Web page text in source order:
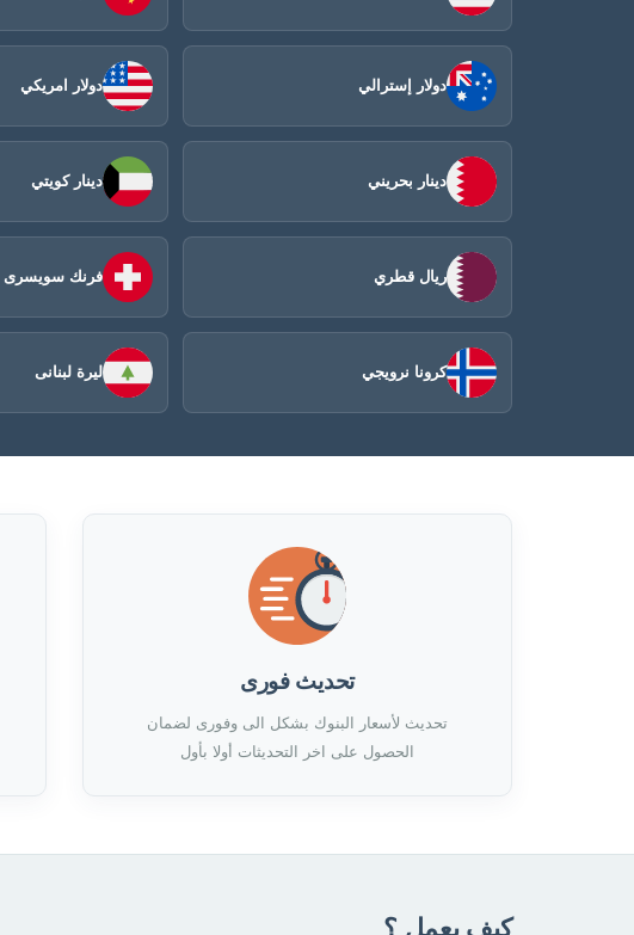
دولار إسترالي دولار امريكي
دينار بحريني دينار كويتي
ريال قطري فرنك سويسرى
كرونا نرويجي ليرة لبنانى
تحديث فورى
تحديث لأسعار البنوك بشكل الى وفورى لضمان
الحصول على اخر التحديثات أولا بأول
كيف يعمل ؟